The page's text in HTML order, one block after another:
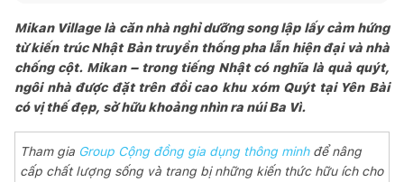
Mikan Village là căn nhà nghỉ dưỡng song lập lấy cảm hứng
từ kiến trúc Nhật Bản truyền thống pha lẫn hiện đại và nhà
chống cột. Mikan – trong tiếng Nhật có nghĩa là quả quýt,
ngôi nhà được đặt trên đồi cao khu xóm Quýt tại Yên Bài
có vị thế đẹp, sở hữu khoảng nhìn ra núi Ba Vì.
Tham gia Group Cộng đồng gia dụng thông minhđể nâng
cấp chất lượng sống và trang bị những kiến thức hữu ích cho